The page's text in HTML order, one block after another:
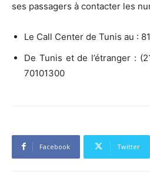
ses passagers à contacter les
Le Call Center de Tunis au :
De Tunis et de l’étranger :
70101300
Facebook Twitter